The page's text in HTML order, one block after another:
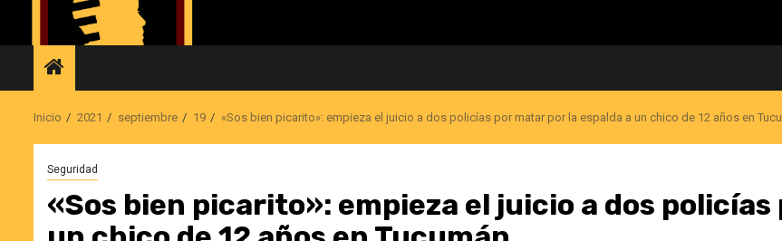
Inicio 2021 septiembre 19 «Sos bien picarito»: empieza el juicio a dos policías por matar por la espalda a un chico de 12 años en
Seguridad
«Sos bien picarito»: empieza el juicio a dos